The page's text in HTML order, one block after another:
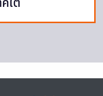
ใต้